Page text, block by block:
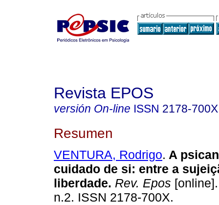
Revista EPOS
versión On-line ISSN 2178-700X
Resumen
VENTURA, Rodrigo. A
cuidado de si: entre a
liberdade. Rev. Epos
n.2. ISSN 2178-700X.